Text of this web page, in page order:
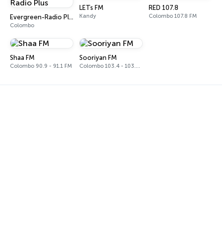
Evergreen-Radio Plus
Colombo
LETs FM
Kandy
RED 107.8
Colombo 107.8 FM
Shaa FM
Colombo 90.9 - 91.1 FM
Sooriyan FM
Colombo 103.4 - 103.6 FM